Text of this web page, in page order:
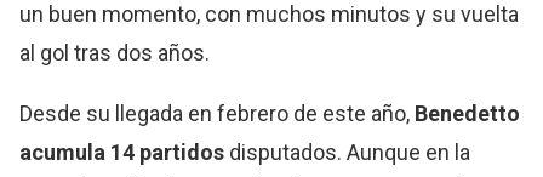
un buen momento, con muchos minutos y su vuelta
al gol tras dos años.
Desde su llegada en febrero de este año, Benedetto
acumula 14 partidos disputados. Aunque en la